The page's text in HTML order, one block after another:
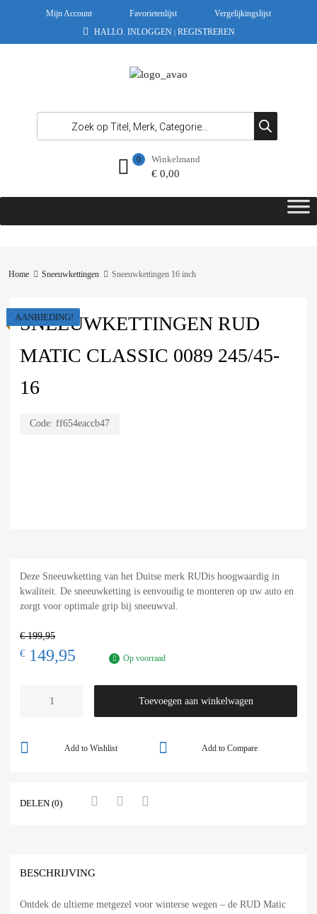
Mijn Account Favorietenlijst
Vergelijkingslijst
HALLO. INLOGGEN | REGISTREREN
Winkelmand
€0,00
0
Home Sneeuwkettingen Sneeuwkettingen 16 inch
SNEEUWKETTINGEN RUD
MATIC CLASSIC 0089 245/45-
16
Code: ff654eaccb47
AANBIEDING!
Deze Sneeuwketting van het Duitse merk RUDis hoogwaardig in
kwaliteit. De sneeuwketting is eenvoudig te monteren op uw auto en
zorgt voor optimale grip bij sneeuwval.
€199,95
€ 149,95 Op voorraad
Toevoegen aan winkelwagen
Add to Compare
Add to Wishlist
DELEN (0)
BESCHRIJVING
Ontdek de ultieme metgezel voor winterse wegen – de RUD Matic